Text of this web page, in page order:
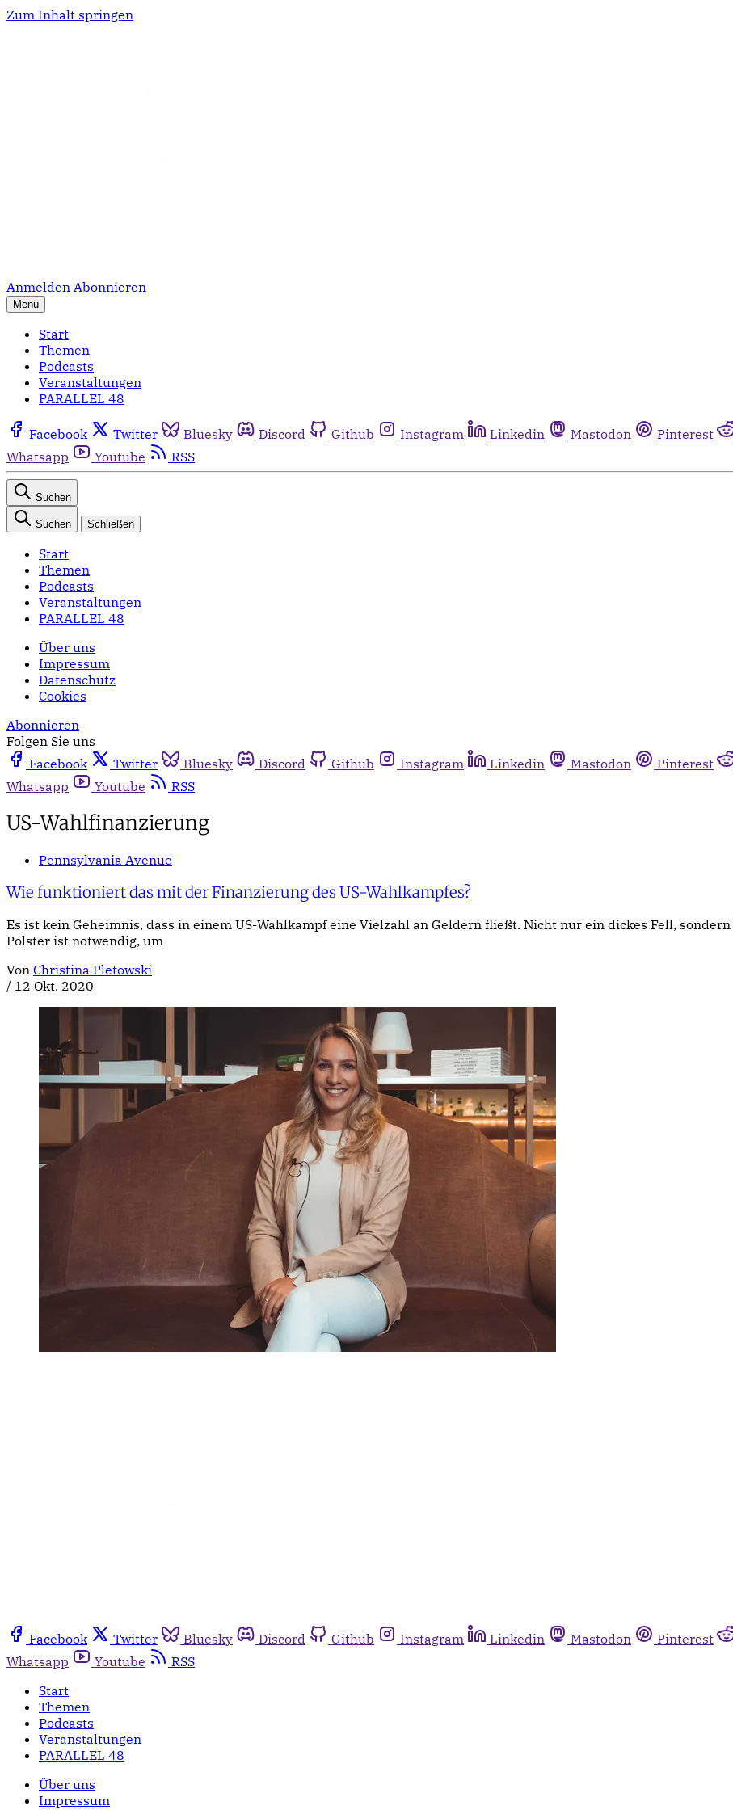
Zum Inhalt springen
Anmelden Abonnieren
Menü
Start
Themen
Podcasts
Veranstaltungen
PARALLEL 48
Facebook Twitter Bluesky Discord Github Instagram Linkedin Mastodon Pinterest
Whatsapp
Youtube RSS
Suchen
Suchen Schließen
Start
Themen
Podcasts
Veranstaltungen
PARALLEL 48
Über uns
Impressum
Datenschutz
Cookies
Abonnieren
Folgen Sie uns
Facebook
Twitter Bluesky Discord Github Instagram Linkedin Mastodon Pinterest
Whatsapp
Youtube RSS
US-Wahlfinanzierung
Pennsylvania Avenue
Wie funktioniert das mit der Finanzierung des US-Wahlkampfes?
Es ist kein Geheimnis, dass in einem US-Wahlkampf eine Vielzahl an Geldern fließt. Nicht nur ein dickes Fell,
Polster ist notwendig, um
Von Christina Pletowski
/ 12 Okt. 2020
Facebook Twitter Bluesky Discord Github Instagram Linkedin Mastodon Pinterest
Whatsapp
Youtube
RSS
Start
Themen
Podcasts
Veranstaltungen
PARALLEL 48
Über uns
Impressum